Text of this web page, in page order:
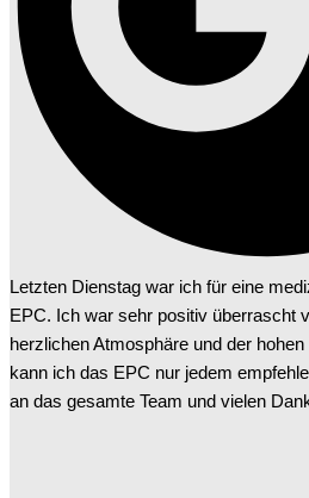
Letzten Dienstag war ich für eine
EPC. Ich war sehr positiv überrascht
herzlichen Atmosphäre und der
kann ich das EPC nur jedem
an das gesamte Team und vielen